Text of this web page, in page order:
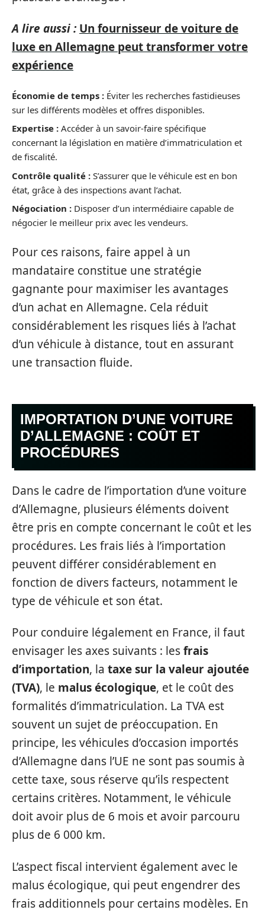
A lire aussi : Un fournisseur de voiture de
luxe en Allemagne peut transformer votre
expérience
Économie de temps : Éviter les recherches fastidieuses
sur les différents modèles et offres disponibles.
Expertise : Accéder à un savoir-faire spécifique
concernant la législation en matière d’immatriculation et
de fiscalité.
Contrôle qualité : S’assurer que le véhicule est en bon
état, grâce à des inspections avant l’achat.
Négociation : Disposer d’un intermédiaire capable de
négocier le meilleur prix avec les vendeurs.
Pour ces raisons, faire appel à un
mandataire constitue une stratégie
gagnante pour maximiser les avantages
d’un achat en Allemagne. Cela réduit
considérablement les risques liés à l’achat
d’un véhicule à distance, tout en assurant
une transaction fluide.
IMPORTATION D’UNE VOITURE
D’ALLEMAGNE : COÛT ET
PROCÉDURES
Dans le cadre de l’importation d’une voiture
d’Allemagne, plusieurs éléments doivent
être pris en compte concernant le coût et les
procédures. Les frais liés à l’importation
peuvent différer considérablement en
fonction de divers facteurs, notamment le
type de véhicule et son état.
Pour conduire légalement en France, il faut
envisager les axes suivants : lesfrais
d’importation, la taxe sur la valeur ajoutée
(TVA), le malus écologique, et le coût des
formalités d’immatriculation. La TVA est
souvent un sujet de préoccupation. En
principe, les véhicules d’occasion importés
d’Allemagne dans l’UE ne sont pas soumis à
cette taxe, sous réserve qu’ils respectent
certains critères. Notamment, le véhicule
doit avoir plus de 6 mois et avoir parcouru
plus de 6 000 km.
L’aspect fiscal intervient également avec le
malus écologique, qui peut engendrer des
frais additionnels pour certains modèles. En